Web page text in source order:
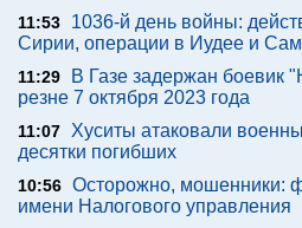
11:53
1036-й день войны:
Сирии, операции в Иудее и
11:29
В Газе задержан боевик
резне 7 октября 2023 года
11:07
Хуситы атаковали
десятки погибших
10:56 Осторожно, мошенники:
имени Налогового управления